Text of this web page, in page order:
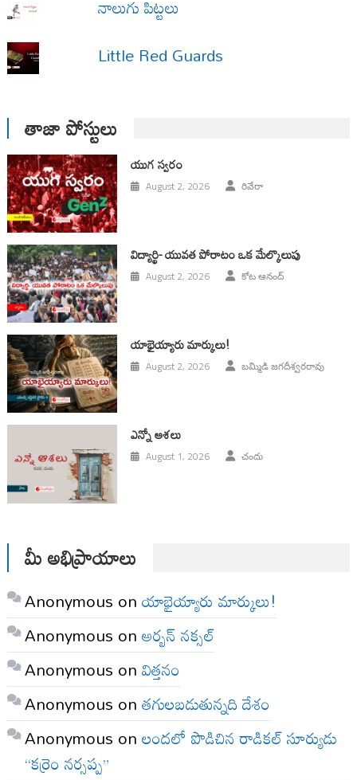
నాలుగు పిట్టలు
Little Red Guards
తాజా పోస్టులు
యుగ స్వ‌రం
August 2, 2026 రివేరా
విద్యార్థి- యువత పోరాటం ఒక మేల్కొలుపు
August 2, 2026 కోట ఆనంద్
యాభైయ్యారు మార్కులు!
August 2, 2026 బమ్మిడి జగదీశ్వరరావు
ఎన్నో ఆశలు
August 1, 2026 చందు
మీ అభిప్రాయాలు
Anonymous onయాభైయ్యారు మార్కులు!
Anonymous onఅర్బన్ నక్సల్
Anonymous onవిత్తనం
Anonymous onతగులబడుతున్నది దేశం
Anonymous onలందలో పొడిచిన రాడికల్ సూర్యుడు
“కర్రెం నర్సప్ప”